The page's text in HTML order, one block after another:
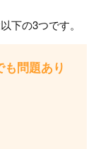
下の3つです。
も問題あり